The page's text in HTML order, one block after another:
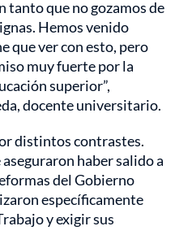
tanto que no gozamos de
Hemos venido
que ver con esto, pero
muy fuerte por la
superior”,
docente universitario.
distintos contrastes.
haber salido a
del Gobierno
específicamente
y exigir sus